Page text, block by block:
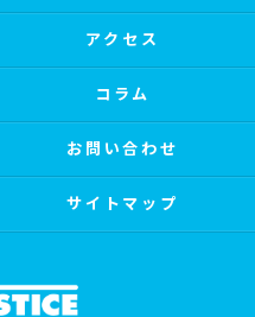
アクセス
コラム
お問い合わせ
サイトマップ